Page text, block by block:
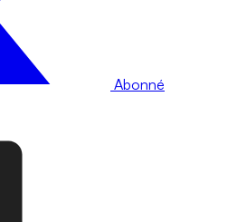
Abonné